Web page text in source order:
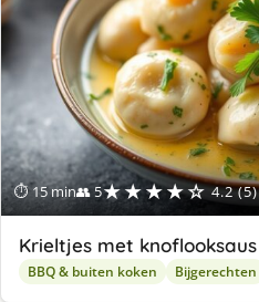
⏱ 15 min👥 5★★★★☆ 4.2 (5)
Krieltjes met knoflooksaus
BBQ & buiten koken Bijgerechten